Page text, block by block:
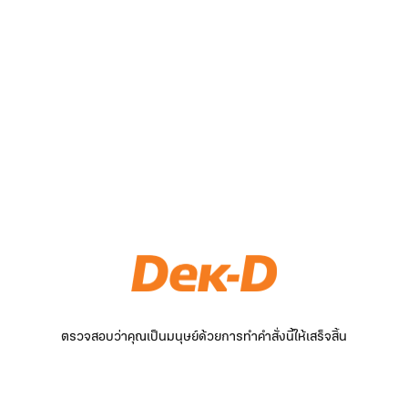
ตรวจสอบว่าคุณเป็นมนุษย์ด้วยการทำคำสั่งนี้ให้เสร็จสิ้น